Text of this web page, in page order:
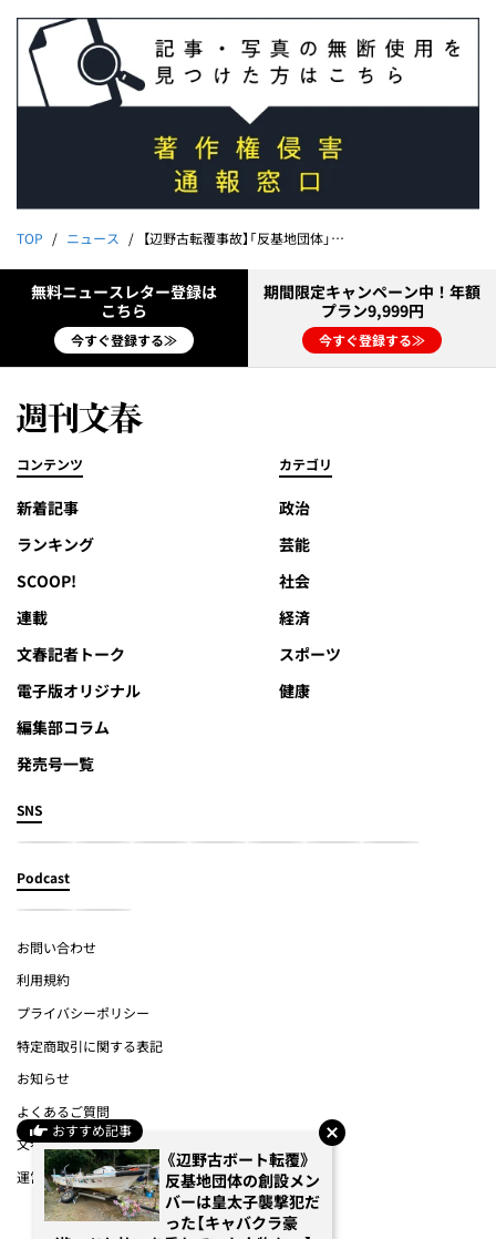
おすすめ記事
《辺野古ボート転覆》
反基地団体の創設メン
バーは皇太子襲撃犯だ
った【キャバクラ豪
TOP ニュース 【辺野古転覆事故】「反基地団体」代表の嘘を暴く海上保安庁公文書《情報公開で入手した航跡図と118番通報記録には…》
無料ニュースレター登録は
こちら
今すぐ登録する≫
期間限定キャンペーン中！年額
プラン9,999円
今すぐ登録する≫
コンテンツ
新着記事
ランキング
SCOOP!
連載
文春記者トーク
電子版オリジナル
編集部コラム
発売号一覧
カテゴリ
政治
芸能
社会
経済
スポーツ
健康
SNS
Podcast
お問い合わせ
利用規約
プライバシーポリシー
特定商取引に関する表記
お知らせ
よくあるご質問
文春オンライン
運営会社
(c) Bungeishunju Ltd.